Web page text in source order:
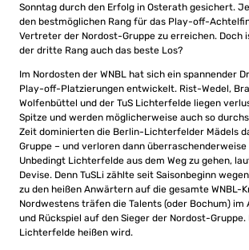
Sonntag durch den Erfolg in Osterath gesichert.
den bestmöglichen Rang für das Play-off-
Vertreter der Nordost-Gruppe zu erreichen. Doch
der dritte Rang auch das beste Los?
Im Nordosten der WNBL hat sich ein spannender
Play-off-Platzierungen entwickelt. Rist-Wedel,
Wolfenbüttel und der TuS Lichterfelde liegen
Spitze und werden möglicherweise auch so
Zeit dominierten die Berlin-Lichterfelder Mädels
Gruppe – und verloren dann überraschenderweise
Unbedingt Lichterfelde aus dem Weg zu gehen,
Devise. Denn TuSLi zählte seit Saisonbeginn
zu den heißen Anwärtern auf die gesamte WNBL-
Nordwestens träfen die Talents (oder Bochum) im
und Rückspiel auf den Sieger der Nordost-
Lichterfelde heißen wird.